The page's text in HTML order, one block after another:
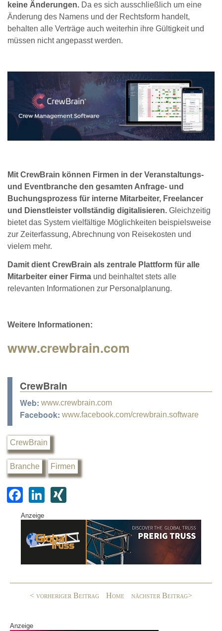
keine Änderungen. Da es sich ausschließlich um eine
Änderung des Namens und der Rechtsform handelt,
behalten alle Verträge auch weiterhin ihre Gültigkeit und
müssen nicht angepasst werden.
Mit CrewBrain können Firmen in der Veranstaltungs-
und Eventbranche den gesamten Anfrage- und
Buchungsprozess für interne Mitarbeiter, Freelancer
und Dienstleister vollständig digitalisieren. Gleichzeitig
bietet das System vielfältige Möglichkeiten beispielsweise
zur Zeiterfassung, Abrechnung von Reisekosten und
vielem mehr.
Damit dient CrewBrain als zentrale Plattform für alle
Mitarbeiter einer Firma und beinhaltet stets alle
relevanten Informationen zur Personalplanung.
Weitere Informationen:
www.crewbrain.com
CrewBrain
Web: www.crewbrain.com
Facebook: www.facebook.com/crewbrain.software
CrewBrain
Branche Firmen
F
a
c
e
o
Li
k
e
G
Anzeige
< vorheriger Beitrag Home nächster Beitrag>
Anzeige